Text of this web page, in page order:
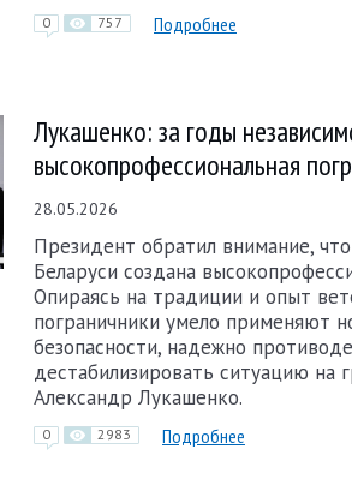
0 757 Подробнее
Лукашенко: за годы
высокопрофессиональная
28.05.2026
Президент обратил внимание,
Беларуси создана
Опираясь на традиции и опыт
пограничники умело применяют
безопасности, надежно
дестабилизировать ситуацию на
Александр Лукашенко.
0 2983 Подробнее